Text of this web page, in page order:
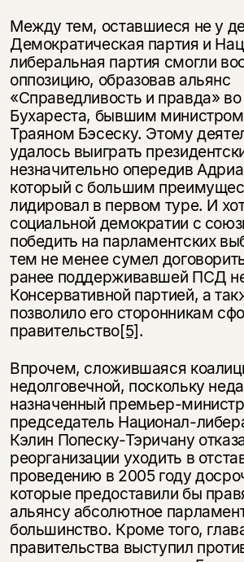
Между тем, оставшиеся не у
Демократическая партия и
либеральная партия смогли
оппозицию, образовав альянс
«Справедливость и правда»
Бухареста, бывшим министром
Траяном Бэсеску. Этому
удалось выиграть
незначительно опередив
который с большим
лидировал в первом туре. И
социальной демократии с
победить на парламентских
тем не менее сумел
ранее поддерживавшей ПСД
Консервативной партией, а
позволило его сторонникам
правительство[5].
Впрочем, сложившаяся
недолговечной, поскольку
назначенный премьер-
председатель Национал-
Кэлин Попеску-Тэричану
реорганизации уходить в
проведению в 2005 году
которые предоставили бы
альянсу абсолютное
большинство. Кроме того,
правительства выступил
Подписка на
Раз в неделю мы отправляем
о книгах и событиях «НЛО».
За подписку дарим
скидку 15%
Я соглашаюсь сПолитикой
подписаться
Этой книги
нет в продаже.
Вы можете подписаться на
уведомления, и при
на склад получить письмо на
электронный адрес.
Я соглашаюсь сПолитикой
подписаться
Эта книга
не предназначена
Скажите, пожалуйста,
вам уже исполнилось 18 лет?
да